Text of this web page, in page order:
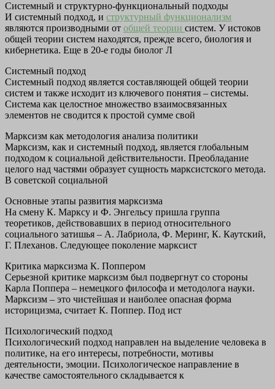
Системный и структурно-функциональный подходы
И системный подход, и структурный функционализм
являются производными от общей теории систем. У истоков
общей теории систем находятся, прежде всего, биология и
кибернетика. Еще в 20-е годы биолог Л
Системный подход
Системный подход является составляющей общей теории
систем и также исходит из ключевого понятия – системы.
Система как целостное множество взаимосвязанных
элементов не сводится к простой сумме свой
Марксизм как методология анализа политики
Марксизм, как и системный подход, является глобальным
подходом к социальной действительности. Преобладание
целого над частями образует сущность марксистского метода.
В советской социальной
Основные этапы развития марксизма
На смену К. Марксу и Ф. Энгельсу пришла группа
теоретиков, действовавших в период относительного
социального затишья – А. Лабриола, Ф. Меринг, К. Каутский,
Г. Плеханов. Следующее поколение марксист
Критика марксизма К. Поппером
Серьезной критике марксизм был подвергнут со стороны
Карла Поппера – немецкого философа и методолога науки.
Марксизм – это чистейшая и наиболее опасная форма
историцизма, считает К. Поппер. Под ист
Психологический подход
Психологический подход направлен на выделение человека в
политике, на его интересы, потребности, мотивы
деятельности, эмоции. Психологическое направление в
качестве самостоятельного складывается к